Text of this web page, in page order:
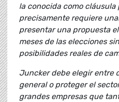
la conocida como cláusula
precisamente requiere
presentar una propuesta
meses de las elecciones
posibilidades reales de
Juncker debe elegir entre
general o proteger el
grandes empresas que